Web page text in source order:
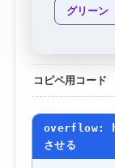
グリーン
コピペ用コード
overflow:
させる